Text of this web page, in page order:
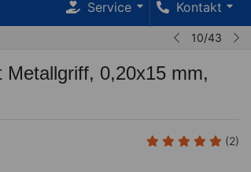
Service Kontakt
10/43
0,20x15 mm,
(2)